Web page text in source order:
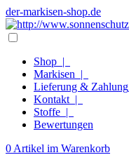
der-markisen-shop.de
Shop |
Markisen |
Lieferung & Zahlung
Kontakt |
Stoffe |
Bewertungen
0 Artikel im Warenkorb